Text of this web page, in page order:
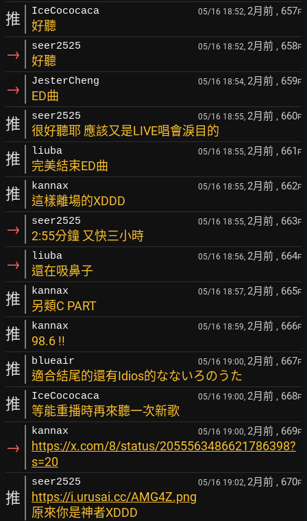
推 IceCococaca 05/16 18:52, 2月前 , 657F
好聽
→ seer2525 05/16 18:52, 2月前 , 658F
好聽
→ JesterCheng 05/16 18:54, 2月前 , 659F
ED曲
推 seer2525 05/16 18:55, 2月前 , 660F
很好聽耶 應該又是LIVE唱會淚目的
推 liuba 05/16 18:55, 2月前 , 661 F
完美結束ED曲
推 kannax 05/16 18:55, 2月前 , 662F
這樣離場的XDDD
→ seer2525 05/16 18:55, 2月前 , 663F
2:55分鐘 又快三小時
→ liuba 05/16 18:56, 2月前 , 664F
還在吸鼻子
推 kannax 05/16 18:57, 2月前 , 665F
另類C PART
推 kannax 05/16 18:59, 2月前 , 666F
98.6 !!
推 blueair 05/16 19:00, 2月前 , 667F
適合結尾的還有Idios的なないろのうた
推 IceCococaca 05/16 19:00, 2月前 , 668F
等能重播時再來聽一次新歌
→
kannax 05/16 19:00, 2月前 , 669F
https://x.com/8/status/2055563486621786398?
s=20
推
seer2525 05/16 19:02, 2月前 , 670F
https://i.urusai.cc/AMG4Z.png
原來你是神者XDDD